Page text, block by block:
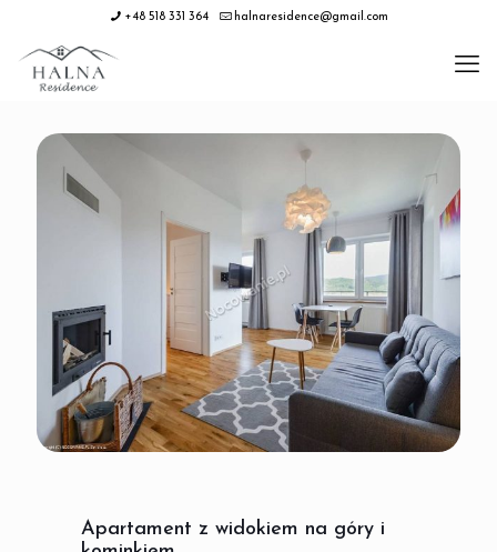
+48 518 331 364 halnaresidence@gmail.com
Apartament z widokiem na góry i